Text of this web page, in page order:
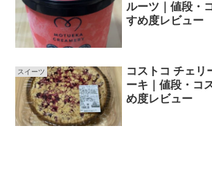
ルーツ｜値段・
すめ度レビュー
スイーツ
コストコ チェリ
ーキ｜値段・コ
め度レビュー